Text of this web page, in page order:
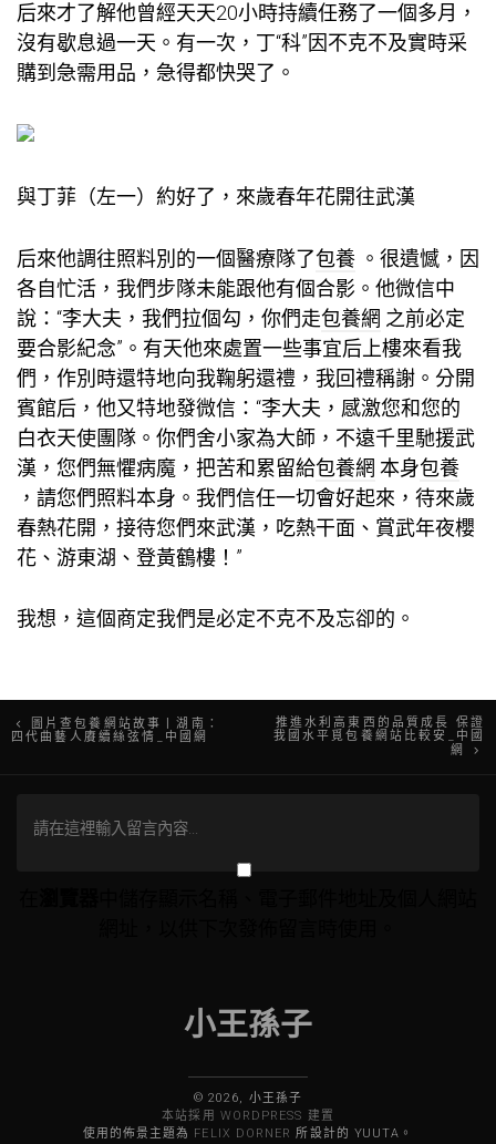
后來才了解他曾經天天20小時持續任務了一個多月，
沒有歇息過一天。有一次，丁“科”因不克不及實時采
購到急需用品，急得都快哭了。
與丁菲（左一）約好了，來歲春年花開往武漢
后來他調往照料別的一個醫療隊了包養 。很遺憾，因
各自忙活，我們步隊未能跟他有個合影。他微信中
說：“李大夫，我們拉個勾，你們走包養網 之前必定
要合影紀念”。有天他來處置一些事宜后上樓來看我
們，作別時還特地向我鞠躬還禮，我回禮稱謝。分開
賓館后，他又特地發微信：“李大夫，感激您和您的
白衣天使團隊。你們舍小家為大師，不遠千里馳援武
漢，您們無懼病魔，把苦和累留給包養網 本身包養
，請您們照料本身。我們信任一切會好起來，待來歲
春熱花開，接待您們來武漢，吃熱干面、賞武年夜櫻
花、游東湖、登黃鶴樓！”
我想，這個商定我們是必定不克不及忘卻的。
文
導
圖片查包養網站故事丨湖南：
四代曲藝人賡續絲弦情_中國網
推進水利高東西的品質成長 保證
我國水平覓包養網站比較安_中國
網
小王孫子
© 2026, 小王孫子
本站採用 WORDPRESS 建置
使用的佈景主題為
FELIX DORNER 所設計的 YUUTA。